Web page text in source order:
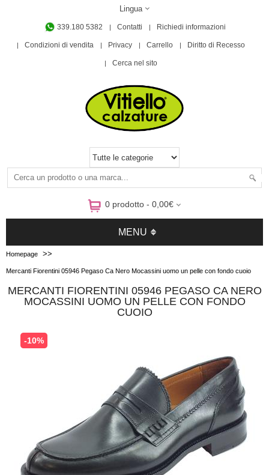
Lingua
339.180 5382 Contatti Richiedi informazioni
Condizioni di vendita Privacy Carrello Diritto di Recesso
Cerca nel sito
0 prodotto - 0,00€
MENU
Homepage >>
Mercanti Fiorentini 05946 Pegaso Ca Nero Mocassini uomo un pelle con fondo cuoio
MERCANTI FIORENTINI 05946 PEGASO CA NERO
MOCASSINI UOMO UN PELLE CON FONDO
CUOIO
-10%